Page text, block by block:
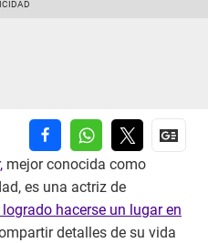
mejor conocida como
es una actriz de
logrado hacerse un lugar en
detalles de su vida